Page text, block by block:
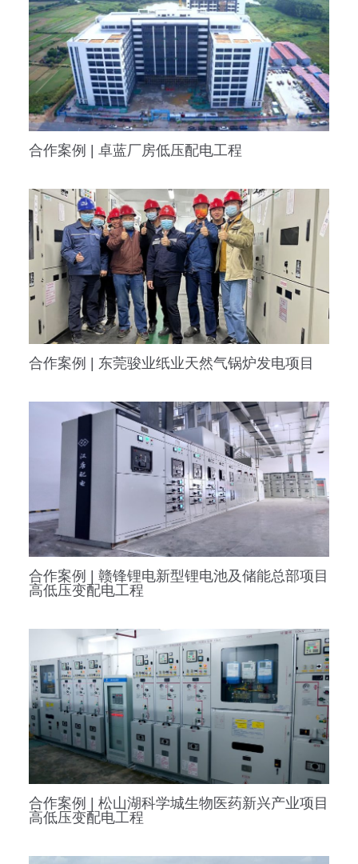
合作案例 | 卓蓝厂房低压配电工程
合作案例 | 东莞骏业纸业天然气锅炉发电项目
合作案例 | 赣锋锂电新型锂电池及储能总部项目
高低压变配电工程
合作案例 | 松山湖科学城生物医药新兴产业项目
高低压变配电工程